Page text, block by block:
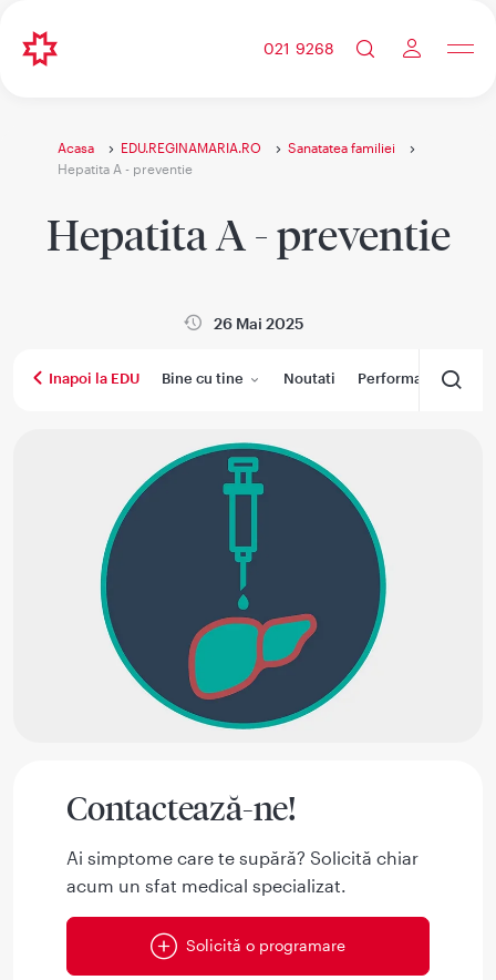
021 9268
Acasa EDU.REGINAMARIA.RO
Sanatatea familiei
Hepatita A - preventie
Hepatita A - preventie
26 Mai 2025
Inapoi la EDU Bine cu tine Noutati Performanta
Contactează-ne!
Ai simptome care te supără? Solicită chiar
acum un sfat medical specializat.
Solicită o programare